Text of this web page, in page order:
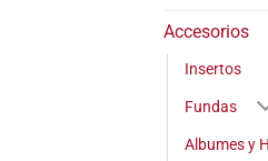
Accesorios
Insertos
Fundas
Albumes y